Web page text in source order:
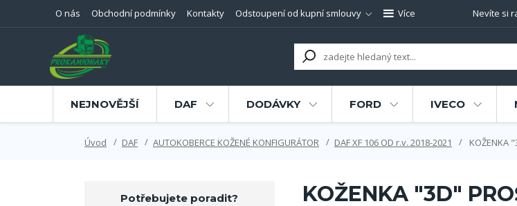
O nás Obchodní podmínky Kontakty Odstoupení od kupní smlouvy Více Nevíte si
NEJNOVĚJŠÍ DAF DODÁVKY FORD IVECO
Úvod DAF AUTOKOBERCE KOŽENÉ KONFIGURÁTOR DAF XF 106 OD r.v. 2018-2021 KOŽENKA
KOŽENKA "3D"
Potřebujete poradit?